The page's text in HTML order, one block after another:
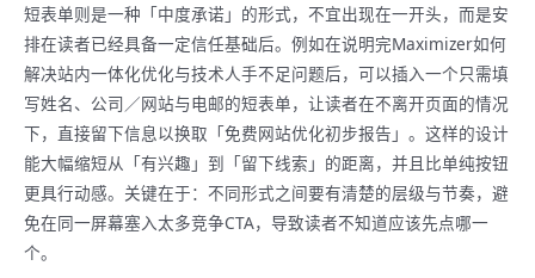
短表单则是一种「中度承诺」的形式，不宜出现在一开头，而是安
排在读者已经具备一定信任基础后。例如在说明完Maximizer如何
解决站内一体化优化与技术人手不足问题后，可以插入一个只需填
写姓名、公司／网站与电邮的短表单，让读者在不离开页面的情况
下，直接留下信息以换取「免费网站优化初步报告」。这样的设计
能大幅缩短从「有兴趣」到「留下线索」的距离，并且比单纯按钮
更具行动感。关键在于：不同形式之间要有清楚的层级与节奏，避
免在同一屏幕塞入太多竞争CTA，导致读者不知道应该先点哪一
个。